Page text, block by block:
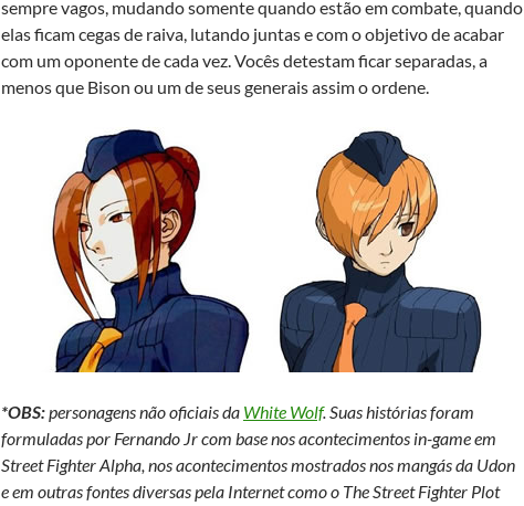
sempre vagos, mudando somente quando estão em combate, quando
elas ficam cegas de raiva, lutando juntas e com o objetivo de acabar
com um oponente de cada vez. Vocês detestam ficar separadas, a
menos que Bison ou um de seus generais assim o ordene.
*OBS:personagens não oficiais da White Wolf. Suas histórias foram
formuladas por Fernando Jr com base nos acontecimentos in-game em
Street Fighter Alpha, nos acontecimentos mostrados nos mangás da Udon
e em outras fontes diversas pela Internet como o The Street Fighter Plot